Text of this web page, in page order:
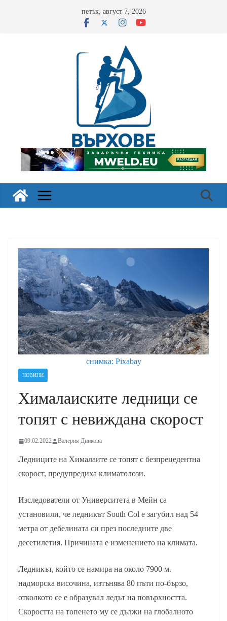
петък, август 7, 2026
снимка: Pixabay
НОВИНИ
Хималаиските ледници се
топят с невиждана скорост
09.02.2022 Валерия Динкова
Ледниците на Хималаите се топят с безпрецедентна
скорост, предупредиха климатолози.
Изследователи от Университета в Мейн са
установили, че ледникът South Col е загубил над 54
метра от дебелината си през последните две
десетилетия. Причината е изменението на климата.
Ледникът, който се намира на около 7900 м.
надморска височина, изтънява 80 пъти по-бързо,
отколкото се е образувал ледът на повърхността.
Скоростта на топенето му се дължи на глобалното